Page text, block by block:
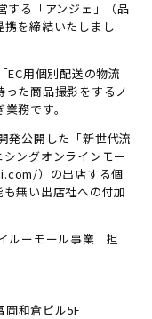
する「アンジェ」（品
を締結いたしまし
EC用個別配送の物流
た商品撮影をするノ
務です。
発公開した「新世代流
ングオンラインモー
）の出店する個
無い出店社への付加
ルーモール事業 担
和倉ビル5F